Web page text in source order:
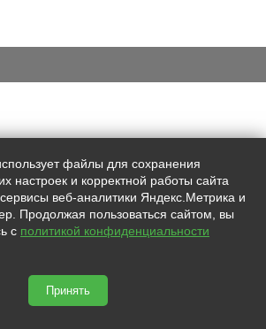
mskprofkonsalting.ru © 2026
Контакты:
+7 (495)997-57-72
+7 (910)019-37-77
mskprofkonsalting@yandex.ru
файлы для сохранения
настроек и корректной работы сайта
веб-аналитики Яндекс.Метрика и
Продолжая пользоваться сайтом, вы
с политикой конфиденциальности
Принять